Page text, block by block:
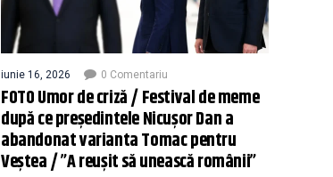
iunie 16, 2026 0 Comentariu
FOTO Umor de criză / Festival de meme
după ce președintele Nicușor Dan a
abandonat varianta Tomac pentru
Veștea / ”A reușit să unească românii”